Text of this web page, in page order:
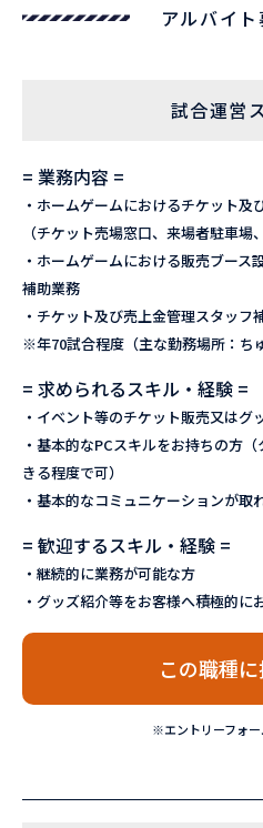
アルバイ
試合運営
= 業務内容 =
・ホームゲームにおけるチケット
（チケット売場窓口、来場者駐車場
・ホームゲームにおける販売ブース
補助業務
・チケット及び売上金管理スタッフ
※年70試合程度（主な勤務場所：ち
= 求められるスキル・経験 =
・イベント等のチケット販売又は
・基本的なPCスキルをお持ちの方
きる程度で可）
・基本的なコミュニケーションが取
= 歓迎するスキル・経験 =
・継続的に業務が可能な方
・グッズ紹介等をお客様へ積極的に
この職種
※エントリーフォ